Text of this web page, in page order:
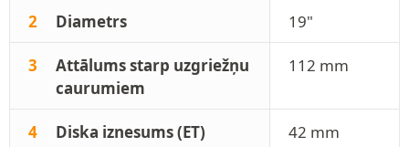
2 Diametrs 19"
3
Attālums starp uzgriežņu
caurumiem
112 mm
4 Diska iznesums (ET) 42 mm